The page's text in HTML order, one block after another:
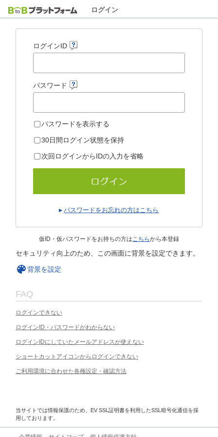
ログイン
ログインID
パスワード
パスワードを表示する
30日間ログイン状態を保持
次回ログインからIDの入力を省略
パスワードをお忘れの方はこちら
仮ID・仮パスワードをお持ちの方はこちらから本登録
セキュリティ向上のため、この画面に背景を設定できます。
背景を設定
FAQ
ログインできない
ログインID・パスワードがわからない
ログインIDにしていたメールアドレスが使えない
ショートカットアイコンからログインできない
ご利用環境に合わせた各種設定・確認方法
当サイトでは情報保護のため、EV SSL証明書を利用したSSL暗号化通信を採
用しております。